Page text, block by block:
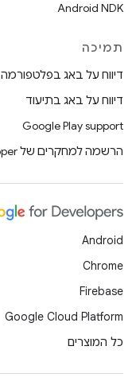
Android NDK
תמיכה
דיווח על באג בפלטפורמה
דיווח על באג בתיעוד
Google Play support
הרשמה למחקרים של Android Developer
Android
Chrome
Firebase
Google Cloud Platform
כל המוצרים